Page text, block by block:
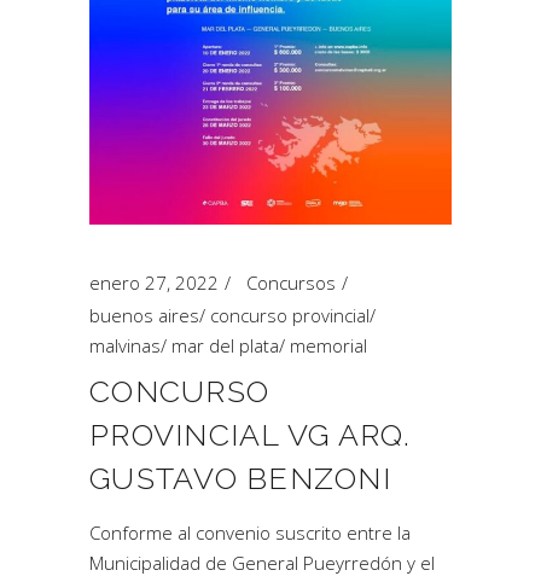
enero 27, 2022
Concursos
buenos aires/ concurso provincial/
malvinas/ mar del plata/ memorial
CONCURSO
PROVINCIAL VG ARQ.
GUSTAVO BENZONI
Conforme al convenio suscrito entre la
Municipalidad de General Pueyrredón y el